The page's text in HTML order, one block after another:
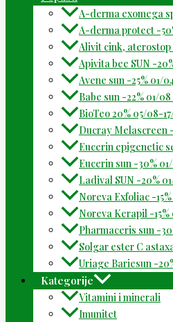
A-derma exomega
A-derma protect -
Alivit cink,
Apivita bee SUN -
Avene sun -25% 01/
Babe sun -22% 01/08
BioTeo 20% 05/08-
Ducray Melascreen
Eucerin epigenetic
Eucerin sun -30%
Ladival SUN -20%
Noreva Exfoliac -
Noreva Kerapil -15%
Pharmaceris sun -
Solgar ester C
Uriage Bariesun -
Kategorije
Vitamini i minerali
Imunitet